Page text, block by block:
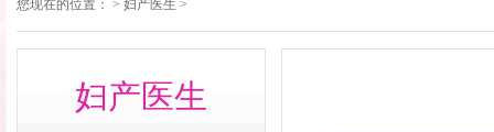
您现在的位置： > 妇产医生 >
妇产医生